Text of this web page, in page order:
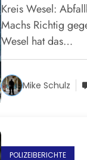
Kreis Wesel:
Machs Richtig
Wesel hat das…
Mike Schulz
POLIZEIBERICHTE